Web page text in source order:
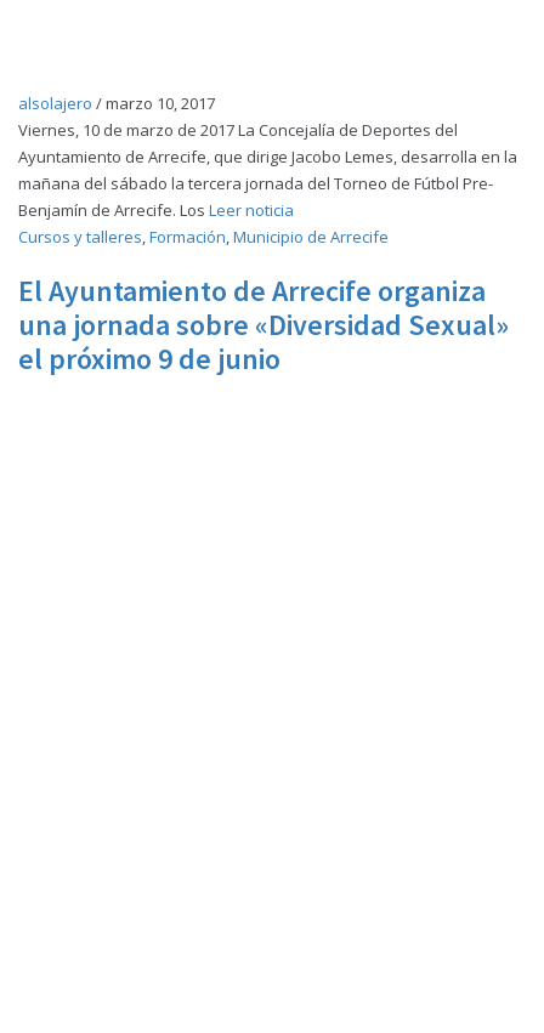
alsolajero /marzo 10, 2017
Viernes, 10 de marzo de 2017 La Concejalía de Deportes del
Ayuntamiento de Arrecife, que dirige Jacobo Lemes, desarrolla en la
mañana del sábado la tercera jornada del Torneo de Fútbol Pre-
Benjamín de Arrecife. Los Leer noticia
Cursos y talleres,Formación,Municipio de Arrecife
El Ayuntamiento de Arrecife organiza
una jornada sobre «Diversidad Sexual»
el próximo 9 de junio